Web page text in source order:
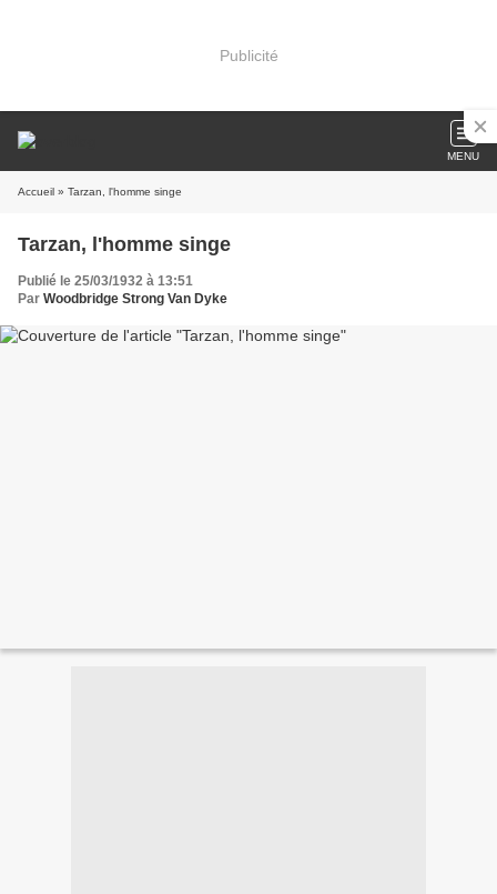
Publicité
MENU
Accueil » Tarzan, l'homme singe
Tarzan, l'homme singe
Publié le 25/03/1932 à 13:51
Par Woodbridge Strong Van Dyke